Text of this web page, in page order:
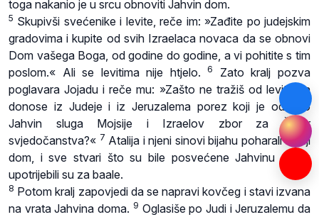
toga nakanio je u srcu obnoviti Jahvin dom.
5 Skupivši svećenike i levite, reče im: »Zađite po judejskim
gradovima i kupite od svih Izraelaca novaca da se obnovi
Dom vašega Boga, od godine do godine, a vi pohitite s tim
poslom.« Ali se levitima nije htjelo.6
Zato kralj pozva
poglavara Jojadu i reče mu: »Zašto ne tražiš od levita da
donose iz Judeje i iz Jeruzalema porez koji je odredio
Jahvin sluga Mojsije i Izraelov zbor za Šator
svjedočanstva?« 7 Atalija i njeni sinovi bijahu poharali Božji
dom, i sve stvari što su bile posvećene Jahvinu domu
upotrijebili su za baale.
8 Potom kralj zapovjedi da se napravi kovčeg i stavi izvana
na vrata Jahvina doma. 9 Oglasiše po Judi i Jeruzalemu da